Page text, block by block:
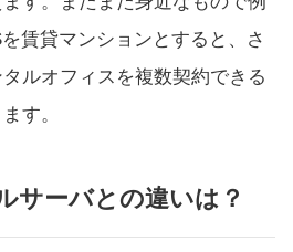
賃貸マンションとすると、さ
ルオフィスを複数契約できる
す。
サーバとの違いは？